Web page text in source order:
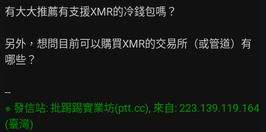
有大大推薦有支援XMR的冷錢包嗎？
另外，想問目前可以購買XMR的交易所（或管道）有
哪些？
※ 發信站: 批踢踢實業坊(ptt.cc), 來自: 223.139.119.164
(臺灣)